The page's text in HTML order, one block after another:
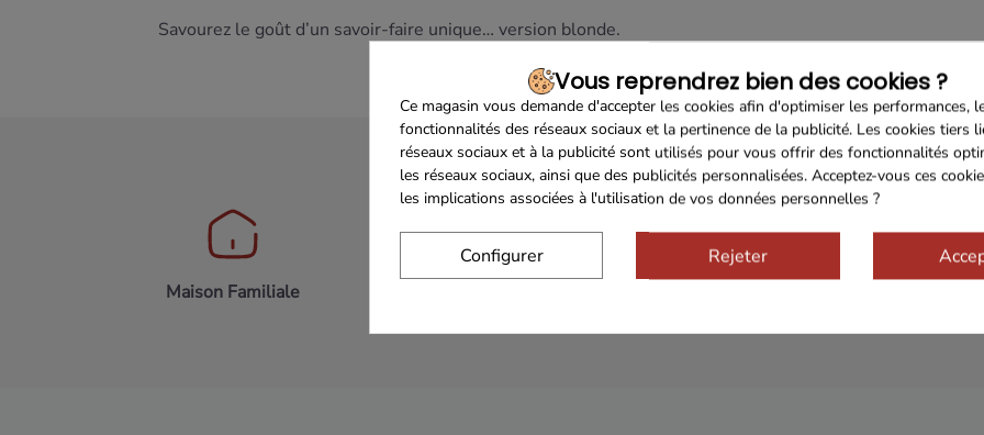
Savourez le goût d’un savoir-faire unique… version blonde.
Maison Familiale
Vous reprendrez bien des cookies ?
Ce magasin vous demande d'accepter les cookies afin d'optimiser les performances,
fonctionnalités des réseaux sociaux et la pertinence de la publicité. Les cookies tiers
réseaux sociaux et à la publicité sont utilisés pour vous offrir des fonctionnalités
les réseaux sociaux, ainsi que des publicités personnalisées. Acceptez-vous ces
les implications associées à l'utilisation de vos données personnelles ?
Configurer Rejeter